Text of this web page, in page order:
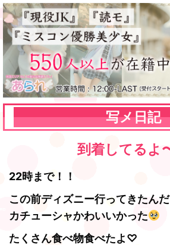
写メ日記
到着してるよ
22時まで！！
この前ディズニー行ってきたん
カチューシャかわいいかった
たくさん食べ物食べたよ♡